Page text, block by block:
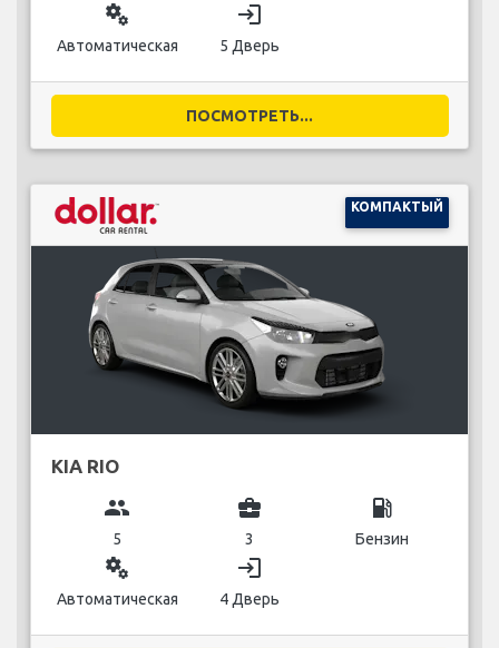
miscellaneous_services
Автоматическая
login
5 Дверь
ПОСМОТРЕТЬ...
КОМПАКТЫЙ
KIA RIO
group
5
business_center
3
local_gas_station
Бензин
miscellaneous_services
Автоматическая
login
4 Дверь